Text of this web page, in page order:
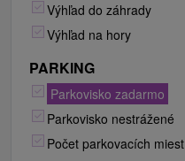
Výhľad do záhrady
Výhľad na hory
PARKING
Parkovisko zadarmo
Parkovisko nestrážené
Počet parkovacích miest